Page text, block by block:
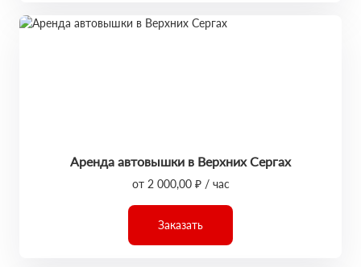
Аренда автовышки в Верхних Сергах
от 2 000,00 ₽ / час
Заказать